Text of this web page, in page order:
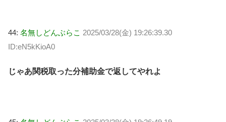
44: 名無しどんぶらこ 2025/03/28(金) 19:26:39.30
ID:eN5kKioA0
じゃあ関税取った分補助金で返してやれよ